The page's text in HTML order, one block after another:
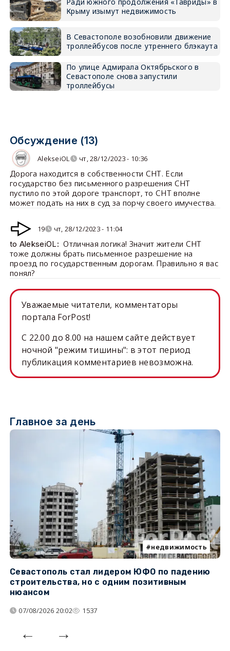
Крыму изымут недвижимость
В Севастополе возобновили движение
троллейбусов после утреннего блэкаута
По улице Адмирала Октябрьского в
Севастополе снова запустили
троллейбусы
Обсуждение (13)
AlekseiOL чт, 28/12/2023 - 10:36
Дорога находится в собственности СНТ. Если
государство без письменного разрешения СНТ
пустило по этой дороге транспорт, то СНТ вполне
может подать на них в суд за порчу своего имучества.
19 чт, 28/12/2023 - 11:04
to AlekseiOL: Отличная логика! Значит жители СНТ
тоже должны брать письменное разрешение на
проезд по государственным дорогам. Правильно я вас
понял?
Уважаемые читатели, комментаторы
портала ForPost!
C 22.00 до 8.00 на нашем сайте действует
ночной "режим тишины": в этот период
публикация комментариев невозможна.
Главное за день
недвижимость
Севастополь стал лидером ЮФО по падению
строительства, но с одним позитивным
нюансом
07/08/2026 20:02 1537